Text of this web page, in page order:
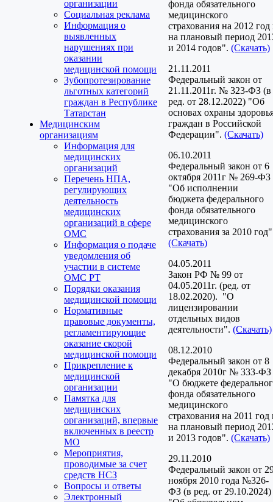
организации
Социальная реклама
Информация о
выявленных
нарушениях при
оказании
медицинской помощи
Зубопротезирование
льготных категорий
граждан в Республике
Татарстан
Медицинским
организациям
Информация для
медицинских
организаций
Перечень НПА,
регулирующих
деятельность
медицинских
организаций в сфере
ОМС
Информация о подаче
уведомления об
участии в системе
ОМС РТ
Порядки оказания
медицинской помощи
Нормативные
правовые документы,
регламентирующие
оказание скорой
медицинской помощи
Прикрепление к
медицинской
организации
Памятка для
медицинских
организаций, впервые
включенных в реестр
МО
Мероприятия,
проводимые за счет
средств НСЗ
Вопросы и ответы
Электронный
фонда обязательного
медицинского
страхования на 2012 год
на плановый период
и 2014 годов". (Скачать)
21.11.2011
Федеральный закон от
21.11.2011г. № 323-ФЗ (в
ред. от 28.12.2022) "Об
основах охраны
граждан в Российской
Федерации". (Скачать)
06.10.2011
Федеральный закон от 6
октября 2011г № 269-ФЗ
"Об исполнении
бюджета федерального
фонда обязательного
медицинского
страхования за 2010
(Скачать)
04.05.2011
Закон РФ № 99 от
04.05.2011г. (ред. от
18.02.2020). "О
лицензировании
отдельных видов
деятельности". (Скачать)
08.12.2010
Федеральный закон от 8
декабря 2010г № 333-ФЗ
"О бюджете
фонда обязательного
медицинского
страхования на 2011 год
на плановый период
и 2013 годов". (Скачать)
29.11.2010
Федеральный закон от
ноября 2010 года №326-
ФЗ (в ред. от 29.10.2024)